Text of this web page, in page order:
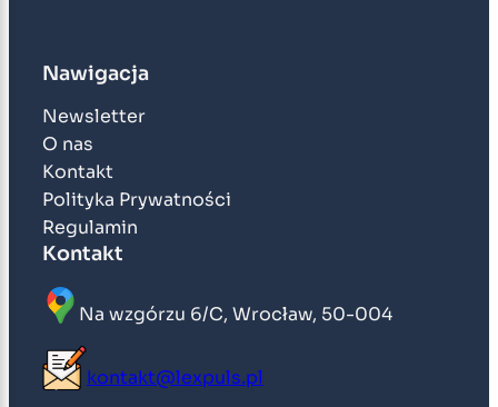
Nawigacja
Newsletter
O nas
Kontakt
Polityka Prywatności
Regulamin
Kontakt
Na wzgórzu 6/C, Wrocław, 50-004
kontakt@lexpuls.pl